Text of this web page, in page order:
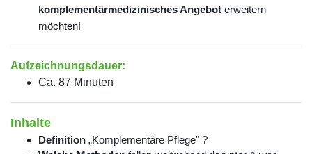
komplementärmedizinisches Angebot erweitern
möchten!
Aufzeichnungsdauer:
Ca. 87 Minuten
Inhalte
Definition „Komplementäre Pflege" ?